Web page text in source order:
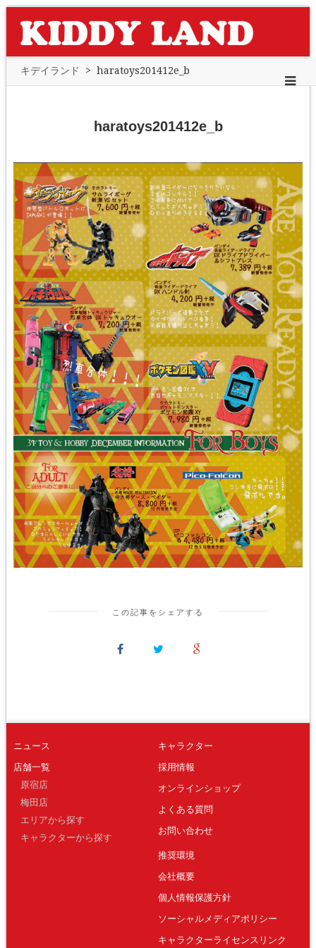
キデイランド > haratoys201412e_b
haratoys201412e_b
この記事をシェアする
ニュース
店舗一覧
原宿店
梅田店
エリアから探す
キャラクターから探す
キャラクター
採用情報
オンラインショップ
よくある質問
お問い合わせ
推奨環境
会社概要
個人情報保護方針
ソーシャルメディアポリシー
キャラクターライセンスリンク